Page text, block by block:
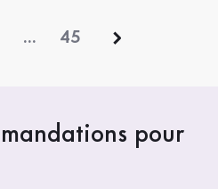
... 45
pour